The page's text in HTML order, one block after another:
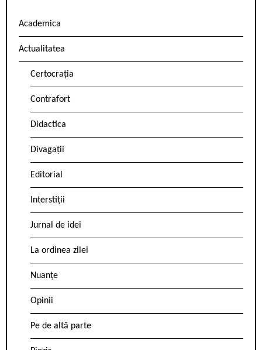
Academica
Actualitatea
Certocrația
Contrafort
Didactica
Divagații
Editorial
Interstiții
Jurnal de idei
La ordinea zilei
Nuanțe
Opinii
Pe de altă parte